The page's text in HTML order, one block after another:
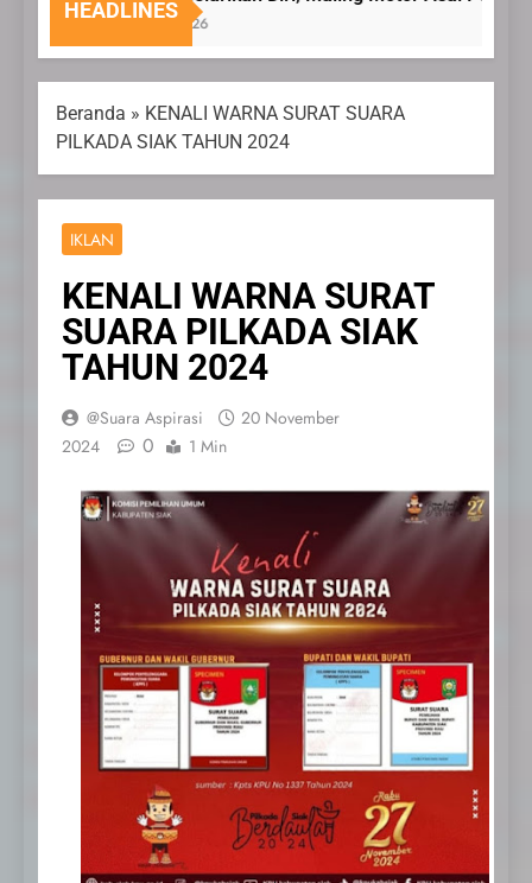
HEADLINES
6 Agustus 2026
Beranda » KENALI WARNA SURAT SUARA
PILKADA SIAK TAHUN 2024
IKLAN
KENALI WARNA SURAT
SUARA PILKADA SIAK
TAHUN 2024
@Suara Aspirasi
20 November
2024
0 1 Min